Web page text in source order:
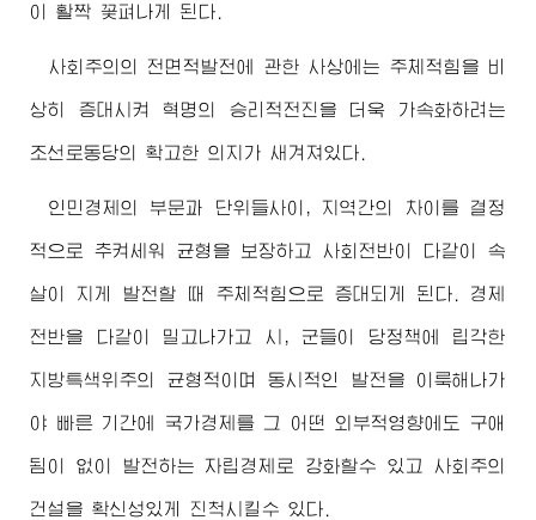
이 활짝 꽃펴나게 된다.
사회주의의 전면적발전에 관한 사상에는 주체적힘을 비
상히 증대시켜 혁명의 승리적전진을 더욱 가속화하려는
조선로동당의 확고한 의지가 새겨져있다.
인민경제의 부문과 단위들사이, 지역간의 차이를 결정
적으로 추켜세워 균형을 보장하고 사회전반이 다같이 속
살이 지게 발전할 때 주체적힘으로 증대되게 된다. 경제
전반을 다같이 밀고나가고 시, 군들이 당정책에 립각한
지방특색위주의 균형적이며 동시적인 발전을 이룩해나가
야 빠른 기간에 국가경제를 그 어떤 외부적영향에도 구애
됨이 없이 발전하는 자립경제로 강화할수 있고 사회주의
건설을 확신성있게 진척시킬수 있다.